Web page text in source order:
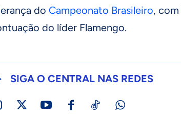
do Campeonato Brasileiro,
do líder Flamengo.
SIGA O CENTRAL NAS REDES